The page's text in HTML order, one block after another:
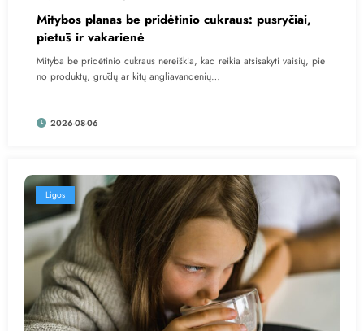
Mitybos planas be pridėtinio cukraus: pusryčiai,
pietūs ir vakarienė
Mityba be pridėtinio cukraus nereiškia, kad reikia atsisakyti vaisių, pie
no produktų, grūdų ar kitų angliavandenių…
2026-08-06
Ligos